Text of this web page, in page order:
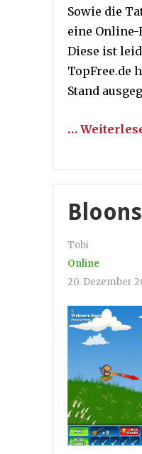
Sowie die
eine
Diese ist
TopFree.de
Stand
…
Tobi
Online
20. Dezember